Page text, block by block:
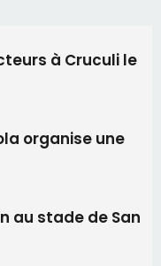
à Cruculi le
organise une
au stade de San